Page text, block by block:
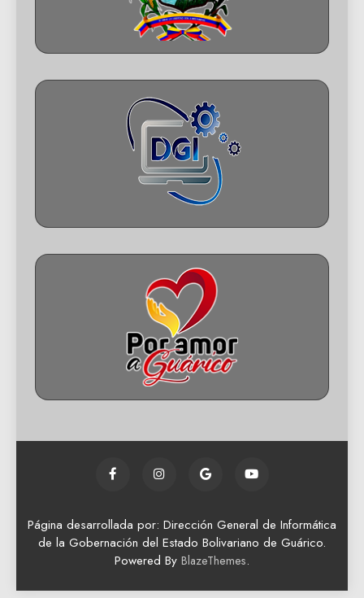
Página desarrollada por: Dirección General de Informática
de la Gobernación del Estado Bolivariano de Guárico.
Powered By BlazeThemes.